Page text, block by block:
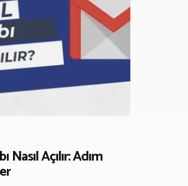
Nasıl Açılır: Adım